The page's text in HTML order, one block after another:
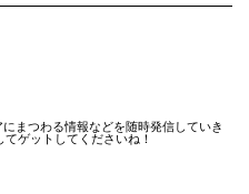
まつわる情報などを随時発信していき
ゲットしてくださいね！